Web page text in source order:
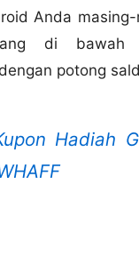
Anda masing-
di bawah
potong
Hadiah